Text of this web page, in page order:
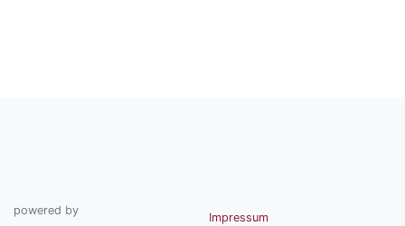
powered by
Impressum